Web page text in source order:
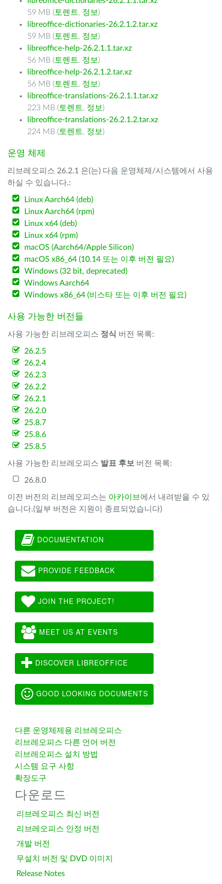
59 MB ( 토렌트, 정보 )
libreoffice-dictionaries-26.2.1.2.tar.xz
59 MB ( 토렌트, 정보 )
libreoffice-help-26.2.1.1.tar.xz
56 MB ( 토렌트, 정보 )
libreoffice-help-26.2.1.2.tar.xz
56 MB ( 토렌트, 정보 )
libreoffice-translations-26.2.1.1.tar.xz
223 MB ( 토렌트, 정보 )
libreoffice-translations-26.2.1.2.tar.xz
224 MB ( 토렌트, 정보 )
운영 체제
리브레오피스 26.2.1 은(는) 다음 운영체제/시스템에서 사용
하실 수 있습니다.:
Linux Aarch64 (deb)
Linux Aarch64 (rpm)
Linux x64 (deb)
Linux x64 (rpm)
macOS (Aarch64/Apple Silicon)
macOS x86_64 (10.14 또는 이후 버전 필요)
Windows (32 bit, deprecated)
Windows Aarch64
Windows x86_64 (비스타 또는 이후 버전 필요)
사용 가능한 버전들
사용 가능한 리브레오피스 정식 버전 목록:
26.2.5
26.2.4
26.2.3
26.2.2
26.2.1
26.2.0
25.8.7
25.8.6
25.8.5
사용 가능한 리브레오피스 발표 후보 버전 목록:
26.8.0
이전 버전의 리브레오피스는 아카이브 에서 내려받을 수 있
습니다.(일부 버전은 지원이 종료되었습니다)
DOCUMENTATION
PROVIDE FEEDBACK
JOIN THE PROJECT!
MEET US AT EVENTS
DISCOVER LIBREOFFICE
GOOD LOOKING DOCUMENTS
다른 운영체제용 리브레오피스
리브레오피스 다른 언어 버전
리브레오피스 설치 방법
시스템 요구 사항
확장도구
다운로드
리브레오피스 최신 버전
리브레오피스 안정 버전
개발 버전
무설치 버전 및 DVD 이미지
Release Notes